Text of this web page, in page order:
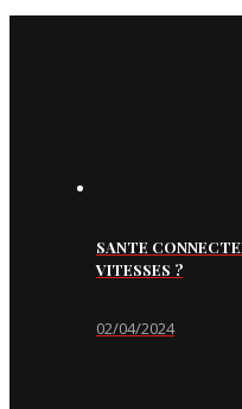
SANTE
VITESSES ?
02/04/2024